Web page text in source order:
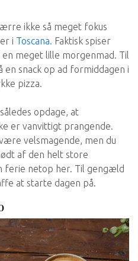
ikke så meget fokus
i Toscana. Faktisk spiser
meget lille morgenmad. Til
snack op ad formiddagen i
pizza.
opdage, at
er vanvittigt prangende.
velsmagende, men du
af den helt store
ferie netop her. Til gengæld
at starte dagen på.